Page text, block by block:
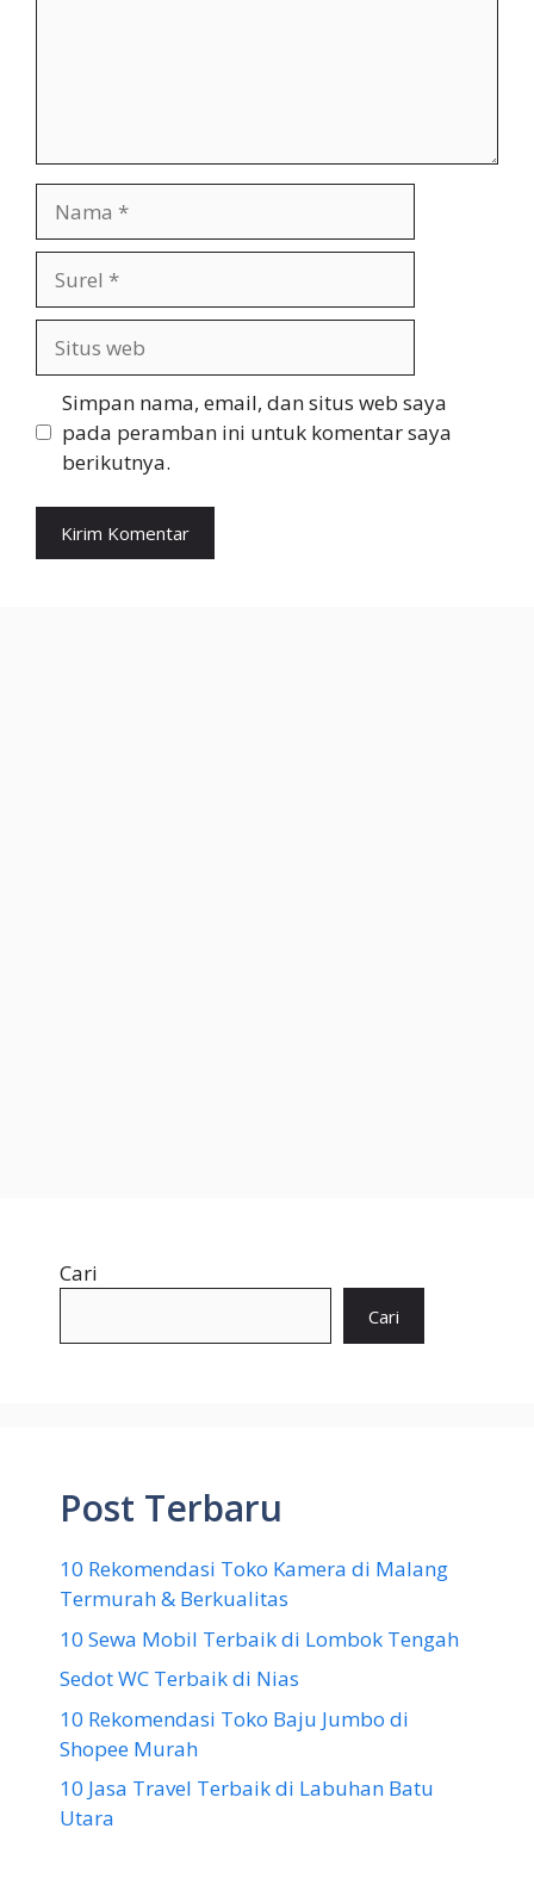
web
Simpan nama, email, dan situs web saya
pada peramban ini untuk komentar saya
berikutnya.
Cari
Cari
Post Terbaru
10 Rekomendasi Toko Kamera di Malang
Termurah & Berkualitas
10 Sewa Mobil Terbaik di Lombok Tengah
Sedot WC Terbaik di Nias
10 Rekomendasi Toko Baju Jumbo di
Shopee Murah
10 Jasa Travel Terbaik di Labuhan Batu
Utara